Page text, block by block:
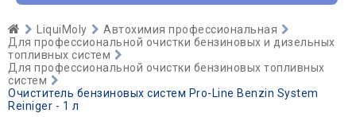
LiquiMoly
Автохимия профессиональная
Для профессиональной очистки бензиновых и дизельных
топливных систем
Для профессиональной очистки бензиновых топливных
систем
Очиститель бензиновых систем Pro-Line Benzin System
Reiniger - 1 л